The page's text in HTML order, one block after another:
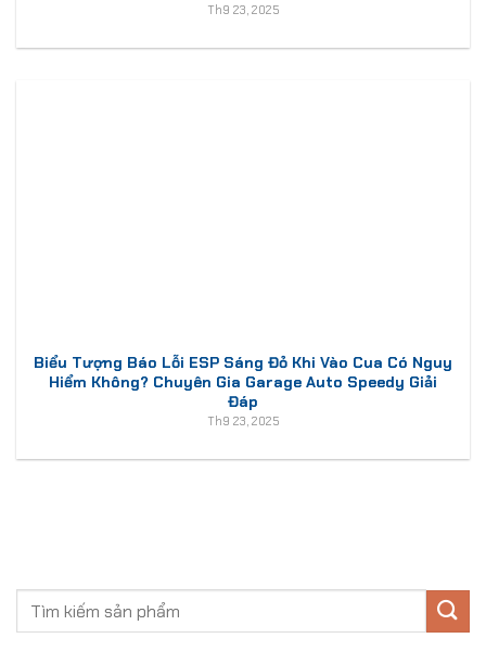
Th9 23, 2025
Biểu Tượng Báo Lỗi ESP Sáng Đỏ Khi Vào Cua Có Nguy
Hiểm Không? Chuyên Gia Garage Auto Speedy Giải
Đáp
Th9 23, 2025